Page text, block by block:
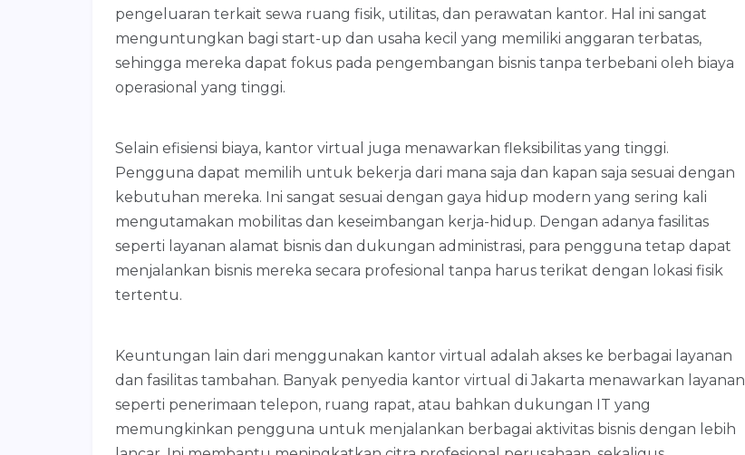
pengeluaran terkait sewa ruang fisik, utilitas, dan perawatan kantor. Hal ini sangat
menguntungkan bagi start-up dan usaha kecil yang memiliki anggaran terbatas,
sehingga mereka dapat fokus pada pengembangan bisnis tanpa terbebani oleh biaya
operasional yang tinggi.
Selain efisiensi biaya, kantor virtual juga menawarkan fleksibilitas yang tinggi.
Pengguna dapat memilih untuk bekerja dari mana saja dan kapan saja sesuai dengan
kebutuhan mereka. Ini sangat sesuai dengan gaya hidup modern yang sering kali
mengutamakan mobilitas dan keseimbangan kerja-hidup. Dengan adanya fasilitas
seperti layanan alamat bisnis dan dukungan administrasi, para pengguna tetap dapat
menjalankan bisnis mereka secara profesional tanpa harus terikat dengan lokasi fisik
tertentu.
Keuntungan lain dari menggunakan kantor virtual adalah akses ke berbagai layanan
dan fasilitas tambahan. Banyak penyedia kantor virtual di Jakarta menawarkan layanan
seperti penerimaan telepon, ruang rapat, atau bahkan dukungan IT yang
memungkinkan pengguna untuk menjalankan berbagai aktivitas bisnis dengan lebih